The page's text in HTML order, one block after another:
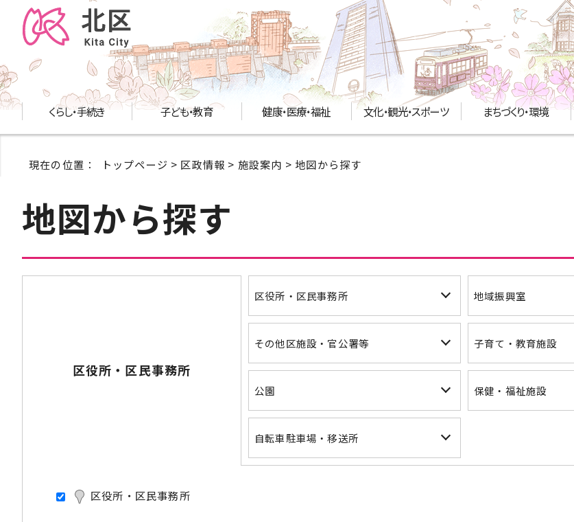
くらし・手続き 子ども・教育 健康・医療・福祉 文化・観光・スポーツ まちづくり・環境
現在の位置： トップページ > 区政情報 > 施設案内 > 地図から探す
地図から探す
区役所・区民事務所
区役所・区民事務所 地域振興室
その他区施設・官公署等 子育て・教育施設
公園 保健・福祉施設
自転車駐車場・移送所
区役所・区民事務所